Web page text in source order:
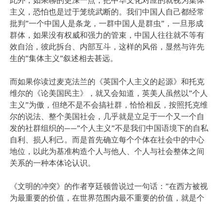
主义，恐怕也是过于笼统武断的。我们中国人自己都经常
批判”一个中国人是条龙，一群中国人是群虫”，一旦形成
群体，如果没有权威和强力的管束，中国人往往就不等有
效自治，彼此拆台、内部互斗，这样的风俗，显然与许先
生的”集体主义”叙述相去甚远。
而如果你读过麦克法兰的《英国个人主义的起源》和托克
维尔的《论美国民主》，就又会知道，英美人虽然以”个人
主义”为傲，但绝不是不会搞社群，恰恰相反，按照托克维
尔的说法、整个美国社会，几乎就是立足于一个又一个自
发的社群组织的——”个人主义”不是我们中国语境下的自私
自利、损人利己。而是首先确立每个个体在社会中的中心
地位，以此为基准构造个人与他人、个人与社会整体之间
关系的一种本体论认识。
《文明的冲突》的作者亨廷顿曾说过一句话：”在西方被视
为最重要的价值，在世界范围内最不重要的价值，就是个